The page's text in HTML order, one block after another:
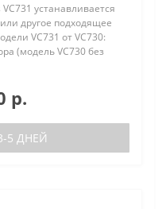
устанавливается
другое подходящее
VC731 от VC730:
(модель VC730 без
р.
5 ДНЕЙ